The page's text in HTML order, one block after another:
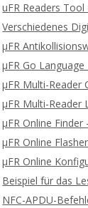
uFR Readers
Verschiedenes
μFR
μFR Go
μFR Multi-Reader
μFR Multi-Reader
μFR Online
μFR Online
μFR Online
Beispiel für das
NFC-APDU-